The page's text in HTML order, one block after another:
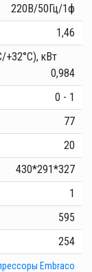
220В/50Гц/1ф
1,46
+32°C), кВт
0,984
0 - 1
77
20
430*291*327
1
595
254
Еmbraco